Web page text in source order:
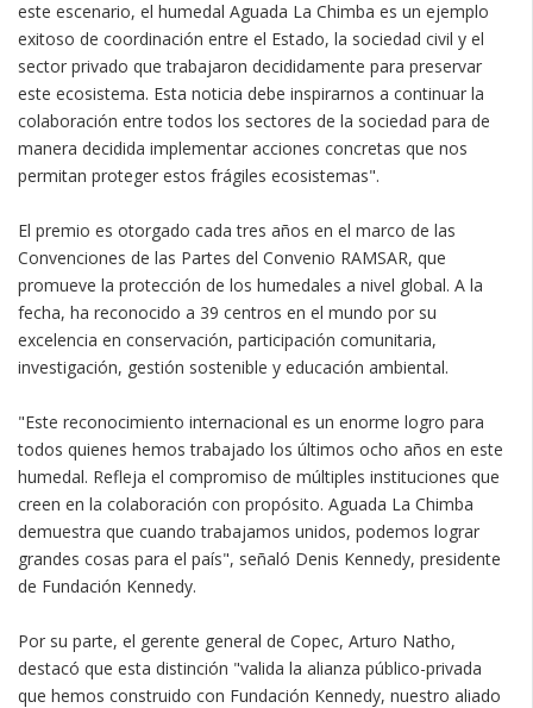
este escenario, el humedal Aguada La Chimba es un ejemplo
exitoso de coordinación entre el Estado, la sociedad civil y el
sector privado que trabajaron decididamente para preservar
este ecosistema. Esta noticia debe inspirarnos a continuar la
colaboración entre todos los sectores de la sociedad para de
manera decidida implementar acciones concretas que nos
permitan proteger estos frágiles ecosistemas".
El premio es otorgado cada tres años en el marco de las
Convenciones de las Partes del Convenio RAMSAR, que
promueve la protección de los humedales a nivel global. A la
fecha, ha reconocido a 39 centros en el mundo por su
excelencia en conservación, participación comunitaria,
investigación, gestión sostenible y educación ambiental.
"Este reconocimiento internacional es un enorme logro para
todos quienes hemos trabajado los últimos ocho años en este
humedal. Refleja el compromiso de múltiples instituciones que
creen en la colaboración con propósito. Aguada La Chimba
demuestra que cuando trabajamos unidos, podemos lograr
grandes cosas para el país", señaló Denis Kennedy, presidente
de Fundación Kennedy.
Por su parte, el gerente general de Copec, Arturo Natho,
destacó que esta distinción "valida la alianza público-privada
que hemos construido con Fundación Kennedy, nuestro aliado